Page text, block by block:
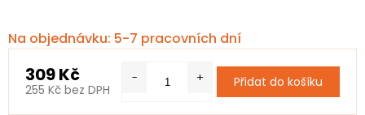
Na objednávku: 5-7 pracovních dní
309 Kč
255 Kč bez DPH Přidat do košíku